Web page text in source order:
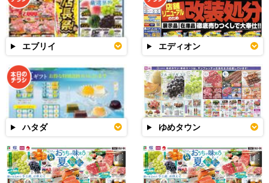
エブリイ エディオン
ハタダ ゆめタウン